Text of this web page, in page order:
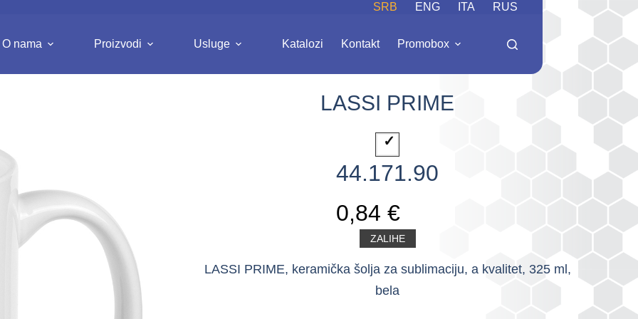
SRB ENG ITA RUS
O nama Proizvodi Usluge Katalozi Kontakt Promobox
LASSI PRIME
44.171.90
0,84 €
ZALIHE
LASSI PRIME, keramička šolja za sublimaciju, a kvalitet, 325 ml,
bela